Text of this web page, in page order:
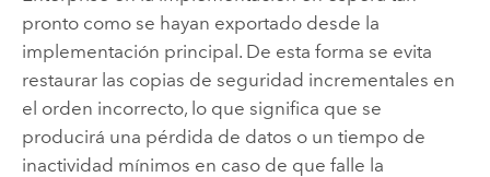
pronto como se hayan exportado desde la
implementación principal. De esta forma se evita
restaurar las copias de seguridad incrementales en
el orden incorrecto, lo que significa que se
producirá una pérdida de datos o un tiempo de
inactividad mínimos en caso de que falle la